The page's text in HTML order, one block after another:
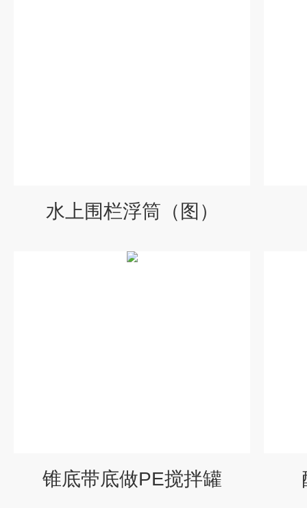
水上围栏浮筒（图）
锥底带底做PE搅拌罐